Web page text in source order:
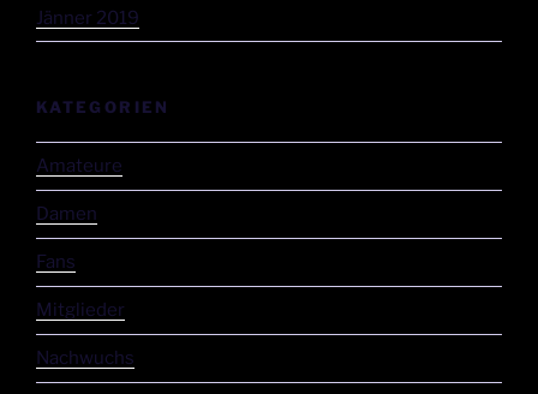
Jänner 2019
KATEGORIEN
Amateure
Damen
Fans
Mitglieder
Nachwuchs